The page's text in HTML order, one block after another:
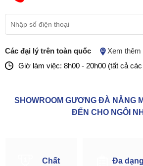
Các đại lý trên toàn quốc
Xem thêm
Giờ làm việc: 8h00 - 20h00 (tất cả
SHOWROOM GƯƠNG ĐÀ NẴNG
ĐẾN CHO NGÔI
Chất
Đa dạng